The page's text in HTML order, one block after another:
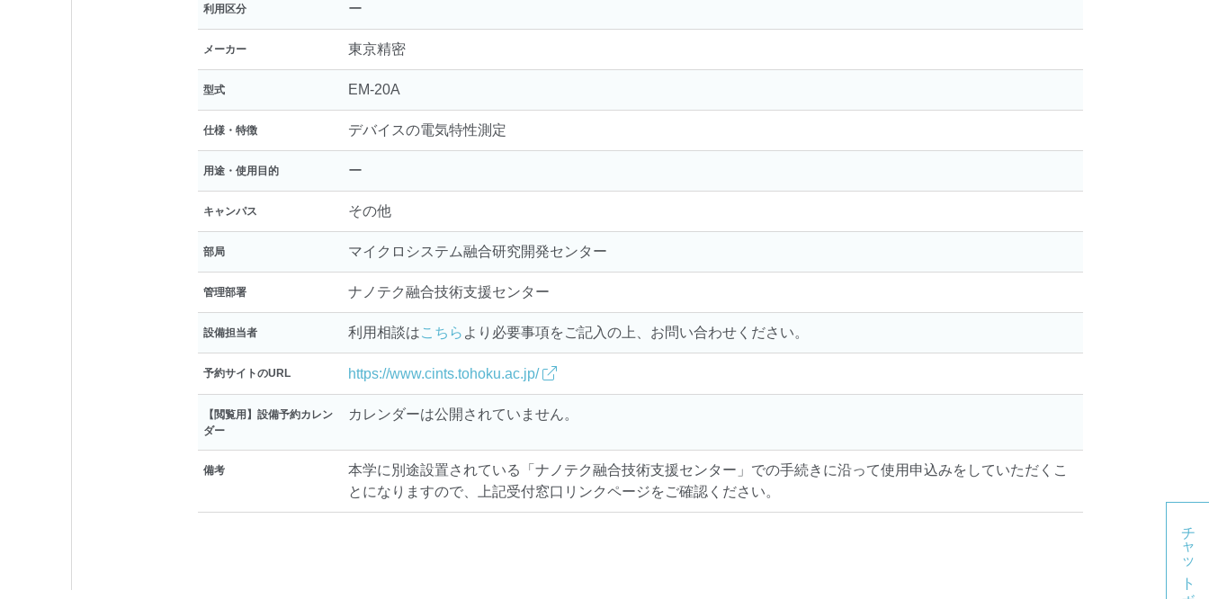
利用区分 ー
メーカー 東京精密
型式 EM-20A
仕様・特徴 デバイスの電気特性測定
用途・使用目的 ー
キャンパス その他
部局 マイクロシステム融合研究開発センター
管理部署 ナノテク融合技術支援センター
設備担当者 利用相談はこちら より必要事項をご記入の上、お問い合わせください。
予約サイトのURL https://www.cints.tohoku.ac.jp/
【閲覧用】設備予約カレン
ダー
カレンダーは公開されていません。
備考
本学に別途設置されている「ナノテク融合技術支援センター」での手続きに沿って使用申込みをしていただくこ
とになりますので、上記受付窓口リンクページをご確認ください。